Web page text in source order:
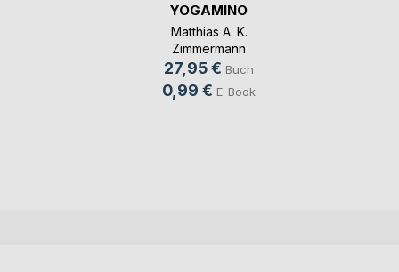
YOGAMINO
Matthias A. K.
Zimmermann
27,95 € Buch
0,99 € E-Book